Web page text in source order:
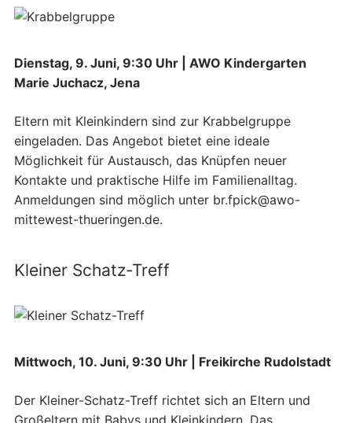
Dienstag, 9. Juni, 9:30 Uhr | AWO Kindergarten
Marie Juchacz, Jena
Eltern mit Kleinkindern sind zur Krabbelgruppe
eingeladen. Das Angebot bietet eine ideale
Möglichkeit für Austausch, das Knüpfen neuer
Kontakte und praktische Hilfe im Familienalltag.
Anmeldungen sind möglich unter br.fpick@awo-
mittewest-thueringen.de.
Kleiner Schatz-Treff
Mittwoch, 10. Juni, 9:30 Uhr | Freikirche Rudolstadt
Der Kleiner-Schatz-Treff richtet sich an Eltern und